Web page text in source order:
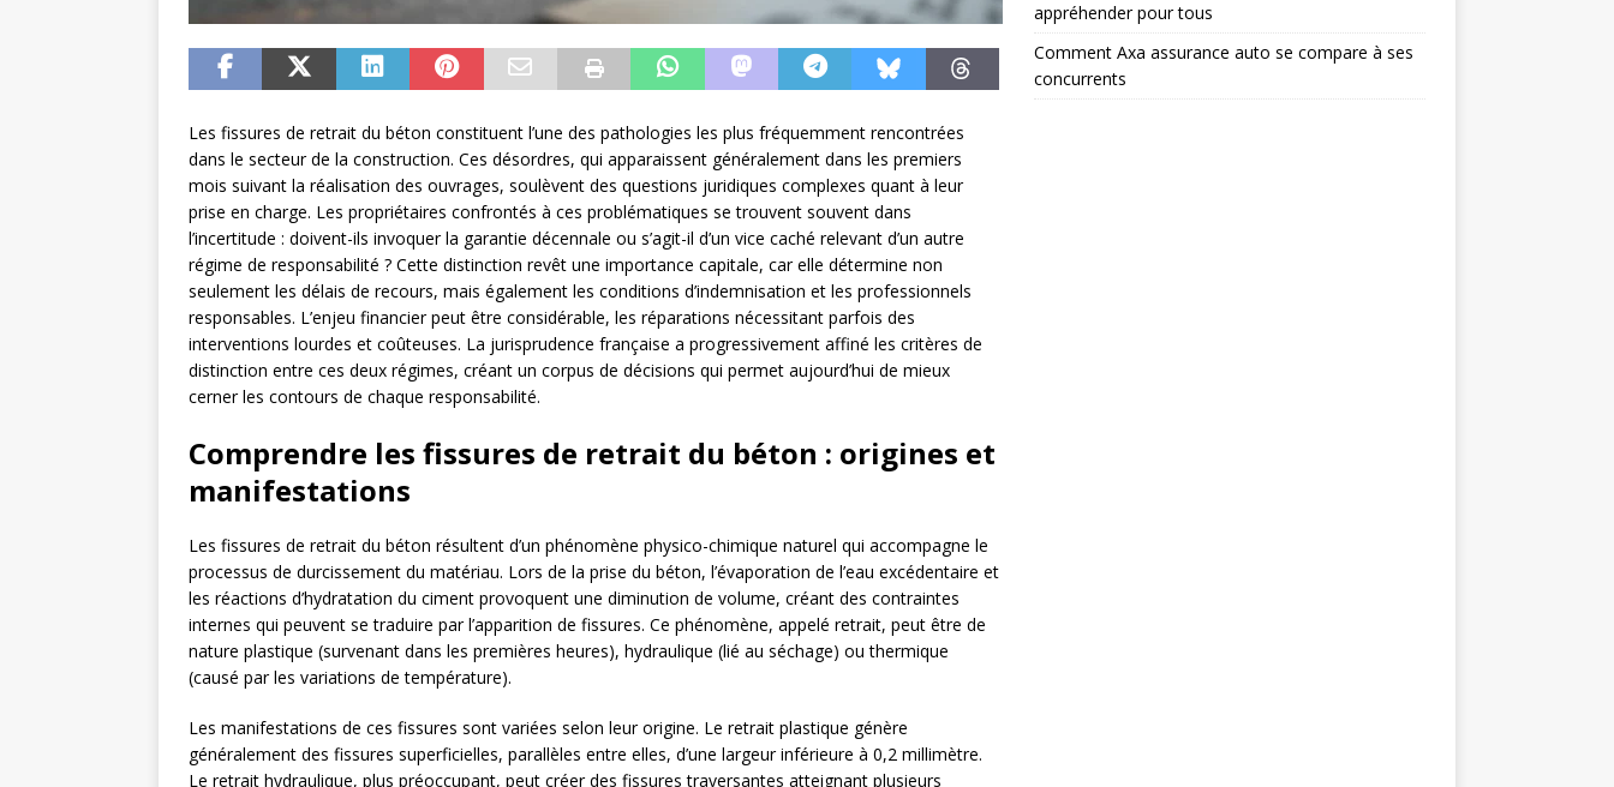
Les fissures de retrait du béton constituent l’une des pathologies les plus fréquemment rencontrées
dans le secteur de la construction. Ces désordres, qui apparaissent généralement dans les premiers
mois suivant la réalisation des ouvrages, soulèvent des questions juridiques complexes quant à leur
prise en charge. Les propriétaires confrontés à ces problématiques se trouvent souvent dans
l’incertitude : doivent-ils invoquer la garantie décennale ou s’agit-il d’un vice caché relevant d’un autre
régime de responsabilité ? Cette distinction revêt une importance capitale, car elle détermine non
seulement les délais de recours, mais également les conditions d’indemnisation et les professionnels
responsables. L’enjeu financier peut être considérable, les réparations nécessitant parfois des
interventions lourdes et coûteuses. La jurisprudence française a progressivement affiné les critères de
distinction entre ces deux régimes, créant un corpus de décisions qui permet aujourd’hui de mieux
cerner les contours de chaque responsabilité.
Comprendre les fissures de retrait du béton : origines et
manifestations
Les fissures de retrait du béton résultent d’un phénomène physico-chimique naturel qui accompagne le
processus de durcissement du matériau. Lors de la prise du béton, l’évaporation de l’eau excédentaire et
les réactions d’hydratation du ciment provoquent une diminution de volume, créant des contraintes
internes qui peuvent se traduire par l’apparition de fissures. Ce phénomène, appelé retrait, peut être de
nature plastique (survenant dans les premières heures), hydraulique (lié au séchage) ou thermique
(causé par les variations de température).
Les manifestations de ces fissures sont variées selon leur origine. Le retrait plastique génère
généralement des fissures superficielles, parallèles entre elles, d’une largeur inférieure à 0,2 millimètre.
Le retrait hydraulique, plus préoccupant, peut créer des fissures traversantes atteignant plusieurs
appréhender pour tous
Comment Axa assurance auto se compare à ses
concurrents